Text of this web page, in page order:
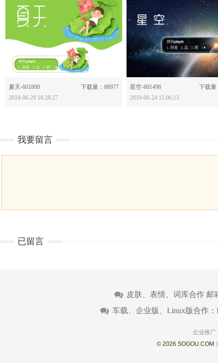
夏天-601800
下载量：88977
2019-06-29 16:28:27
星空-601498
下载量
2019-06-24 15:06:13
我要留言
已留言
皮肤、表情、词库合作 邮
车载、企业版、Linux版合作：
企业推广
© 2026 SOGOU.COM